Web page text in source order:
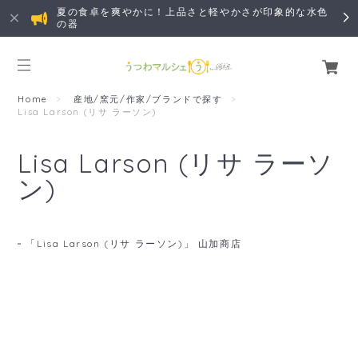
夏の食卓を爽やかに！上品さと軽やかさが印象的な水色
の器
Home
産地/窯元/作家/ブランドで探す
Lisa Larson (リサ ラーソン)
Lisa Larson (リサ ラーソ
ン)
「Lisa Larson (リサ ラーソン)」 山加商店